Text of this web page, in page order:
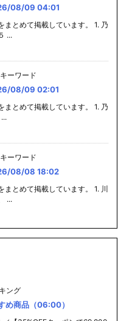
08/09 04:01
まとめて掲載しています。 1. 乃
...
ーワード
08/09 02:01
まとめて掲載しています。 1. 乃
ーワード
08/08 18:02
まとめて掲載しています。 1. 川
...
ング
め商品（06:00）